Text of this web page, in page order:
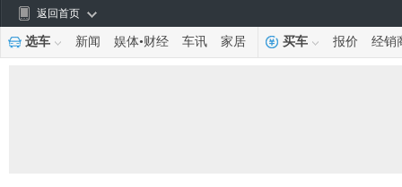
返回首页
选车 新闻 娱体•财经 车讯 家居 买车 报价 经销